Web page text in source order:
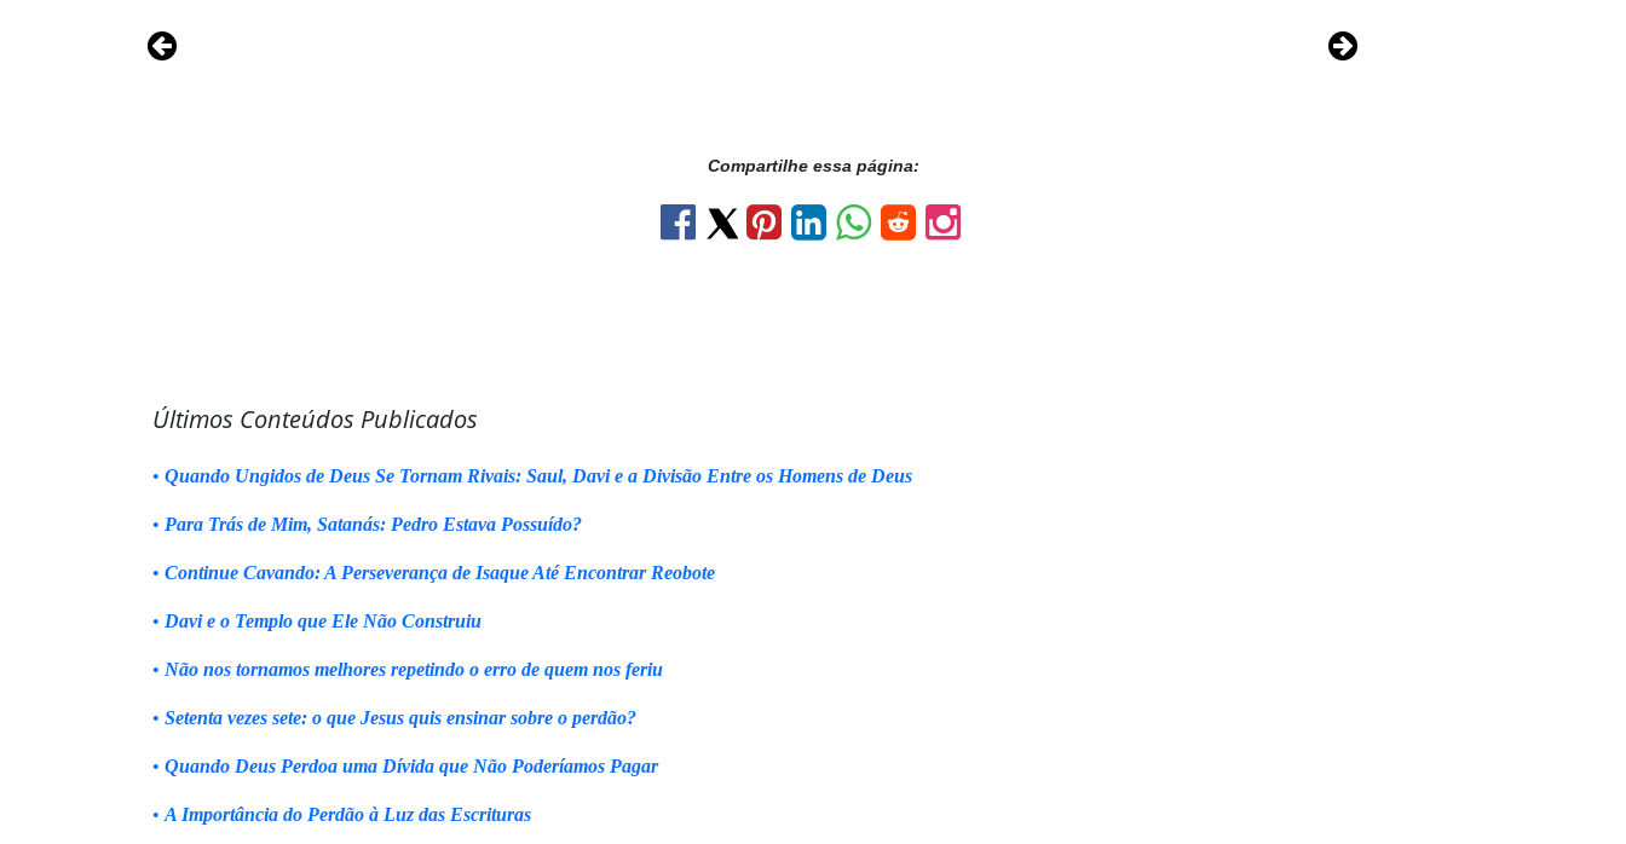
Compartilhe essa página:
Últimos Conteúdos Publicados
• Quando Ungidos de Deus Se Tornam Rivais: Saul, Davi e a Divisão Entre os Homens de Deus
• Para Trás de Mim, Satanás: Pedro Estava Possuído?
• Continue Cavando: A Perseverança de Isaque Até Encontrar Reobote
• Davi e o Templo que Ele Não Construiu
• Não nos tornamos melhores repetindo o erro de quem nos feriu
• Setenta vezes sete: o que Jesus quis ensinar sobre o perdão?
• Quando Deus Perdoa uma Dívida que Não Poderíamos Pagar
• A Importância do Perdão à Luz das Escrituras